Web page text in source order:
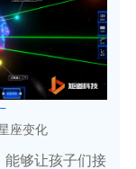
座变化
能够让孩子们接